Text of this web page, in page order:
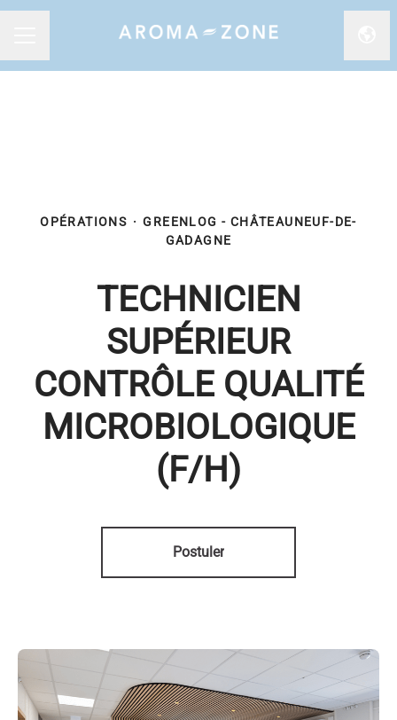
OPÉRATIONS · GREENLOG - CHÂTEAUNEUF-DE-
GADAGNE
TECHNICIEN
SUPÉRIEUR
CONTRÔLE QUALITÉ
MICROBIOLOGIQUE
(F/H)
Postuler